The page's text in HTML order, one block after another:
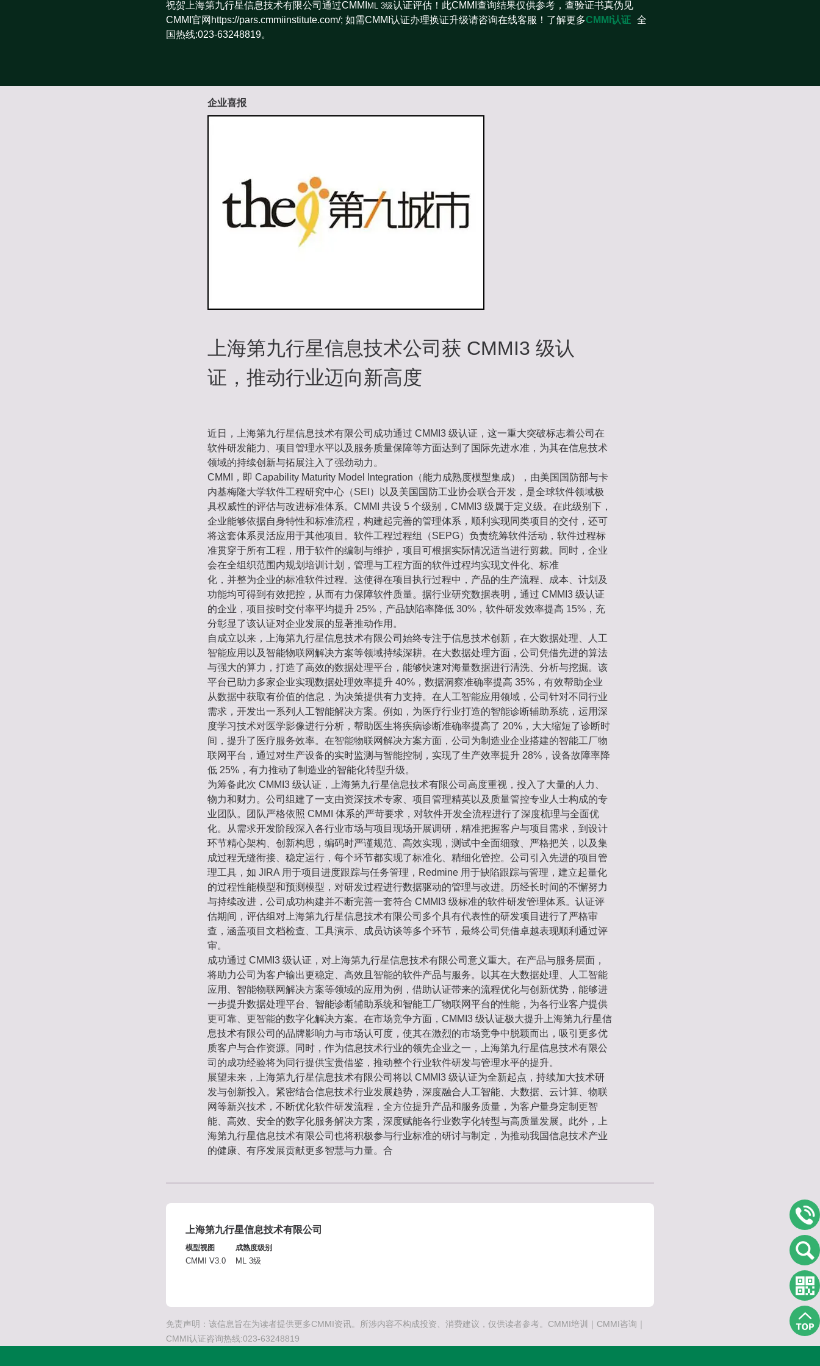
祝贺上海第九行星信息技术有限公司通过CMMI ML 3级认证评估！此CMMI查询结果仅供参考，查验证书真伪见
CMMI官网https://pars.cmmiinstitute.com/; 如需CMMI认证办理换证升级请咨询在线客服！了解更多CMMI认证 全
国热线:023-63248819。
企业喜报
上海第九行星信息技术公司获 CMMI3 级认
证，推动行业迈向新高度
近日，上海第九行星信息技术有限公司成功通过 CMMI3 级认证，这一重大突破标志着公司在
软件研发能力、项目管理水平以及服务质量保障等方面达到了国际先进水准，为其在信息技术
领域的持续创新与拓展注入了强劲动力。
CMMI，即 Capability Maturity Model Integration（能力成熟度模型集成），由美国国防部与卡
内基梅隆大学软件工程研究中心（SEI）以及美国国防工业协会联合开发，是全球软件领域极
具权威性的评估与改进标准体系。CMMI 共设 5 个级别，CMMI3 级属于定义级。在此级别下，
企业能够依据自身特性和标准流程，构建起完善的管理体系，顺利实现同类项目的交付，还可
将这套体系灵活应用于其他项目。软件工程过程组（SEPG）负责统筹软件活动，软件过程标
准贯穿于所有工程，用于软件的编制与维护，项目可根据实际情况适当进行剪裁。同时，企业
会在全组织范围内规划培训计划，管理与工程方面的软件过程均实现文件化、标准
化，并整为企业的标准软件过程。这使得在项目执行过程中，产品的生产流程、成本、计划及
功能均可得到有效把控，从而有力保障软件质量。据行业研究数据表明，通过 CMMI3 级认证
的企业，项目按时交付率平均提升 25%，产品缺陷率降低 30%，软件研发效率提高 15%，充
分彰显了该认证对企业发展的显著推动作用。
自成立以来，上海第九行星信息技术有限公司始终专注于信息技术创新，在大数据处理、人工
智能应用以及智能物联网解决方案等领域持续深耕。在大数据处理方面，公司凭借先进的算法
与强大的算力，打造了高效的数据处理平台，能够快速对海量数据进行清洗、分析与挖掘。该
平台已助力多家企业实现数据处理效率提升 40%，数据洞察准确率提高 35%，有效帮助企业
从数据中获取有价值的信息，为决策提供有力支持。在人工智能应用领域，公司针对不同行业
需求，开发出一系列人工智能解决方案。例如，为医疗行业打造的智能诊断辅助系统，运用深
度学习技术对医学影像进行分析，帮助医生将疾病诊断准确率提高了 20%，大大缩短了诊断时
间，提升了医疗服务效率。在智能物联网解决方案方面，公司为制造业企业搭建的智能工厂物
联网平台，通过对生产设备的实时监测与智能控制，实现了生产效率提升 28%，设备故障率降
低 25%，有力推动了制造业的智能化转型升级。
为筹备此次 CMMI3 级认证，上海第九行星信息技术有限公司高度重视，投入了大量的人力、
物力和财力。公司组建了一支由资深技术专家、项目管理精英以及质量管控专业人士构成的专
业团队。团队严格依照 CMMI 体系的严苛要求，对软件开发全流程进行了深度梳理与全面优
化。从需求开发阶段深入各行业市场与项目现场开展调研，精准把握客户与项目需求，到设计
环节精心架构、创新构思，编码时严谨规范、高效实现，测试中全面细致、严格把关，以及集
成过程无缝衔接、稳定运行，每个环节都实现了标准化、精细化管控。公司引入先进的项目管
理工具，如 JIRA 用于项目进度跟踪与任务管理，Redmine 用于缺陷跟踪与管理，建立起量化
的过程性能模型和预测模型，对研发过程进行数据驱动的管理与改进。历经长时间的不懈努力
与持续改进，公司成功构建并不断完善一套符合 CMMI3 级标准的软件研发管理体系。认证评
估期间，评估组对上海第九行星信息技术有限公司多个具有代表性的研发项目进行了严格审
查，涵盖项目文档检查、工具演示、成员访谈等多个环节，最终公司凭借卓越表现顺利通过评
审。
成功通过 CMMI3 级认证，对上海第九行星信息技术有限公司意义重大。在产品与服务层面，
将助力公司为客户输出更稳定、高效且智能的软件产品与服务。以其在大数据处理、人工智能
应用、智能物联网解决方案等领域的应用为例，借助认证带来的流程优化与创新优势，能够进
一步提升数据处理平台、智能诊断辅助系统和智能工厂物联网平台的性能，为各行业客户提供
更可靠、更智能的数字化解决方案。在市场竞争方面，CMMI3 级认证极大提升上海第九行星信
息技术有限公司的品牌影响力与市场认可度，使其在激烈的市场竞争中脱颖而出，吸引更多优
质客户与合作资源。同时，作为信息技术行业的领先企业之一，上海第九行星信息技术有限公
司的成功经验将为同行提供宝贵借鉴，推动整个行业软件研发与管理水平的提升。
展望未来，上海第九行星信息技术有限公司将以 CMMI3 级认证为全新起点，持续加大技术研
发与创新投入。紧密结合信息技术行业发展趋势，深度融合人工智能、大数据、云计算、物联
网等新兴技术，不断优化软件研发流程，全方位提升产品和服务质量，为客户量身定制更智
能、高效、安全的数字化服务解决方案，深度赋能各行业数字化转型与高质量发展。此外，上
海第九行星信息技术有限公司也将积极参与行业标准的研讨与制定，为推动我国信息技术产业
的健康、有序发展贡献更多智慧与力量。合
上海第九行星信息技术有限公司
模型视图
CMMI V3.0
成熟度级别
ML 3级
免责声明：该信息旨在为读者提供更多CMMI资讯。所涉内容不构成投资、消费建议，仅供读者参考。CMMI培训｜CMMI咨询｜
CMMI认证咨询热线:023-63248819